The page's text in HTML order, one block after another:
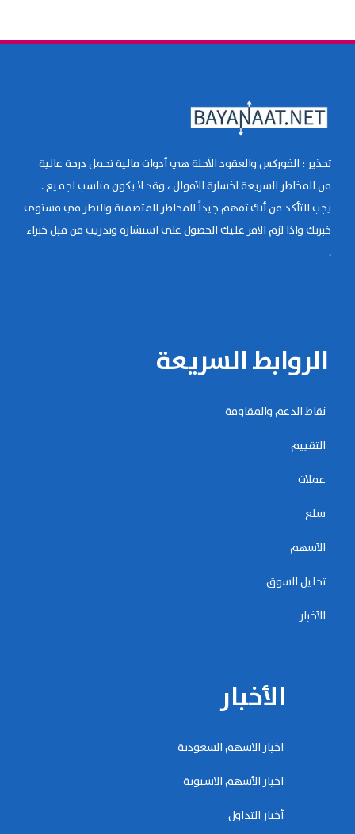
تحذير : الفوركس والعقود الآجلة هي أدوات مالية تحمل درجة عالية
من المخاطر السريعة لخسارة الأموال ، وقد لا يكون مناسب لجميع .
يجب التأكد من أنك تفهم جيداً المخاطر المتضمنة والنظر في مستوى
خبرتك واذا لزم الامر عليك الحصول على استشارة وتدريب من قبل خبراء
.
الروابط السريعة
نقاط الدعم والمقاومة
التقييم
عملات
سلع
الأسهم
تحليل السوق
الأخبار
الأخبار
اخبار الاسهم السعودية
اخبار الأسهم الاسيوية
أخبار التداول